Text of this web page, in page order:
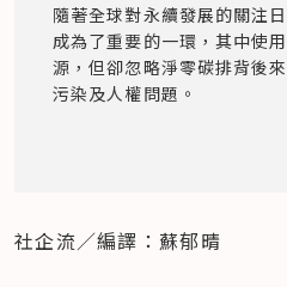
隨著全球對永續發展的關注
成為了重要的一環，其中使
源，但卻忽略淨零碳排背後
污染及人權問題。
社企流／編譯：蘇郁晴